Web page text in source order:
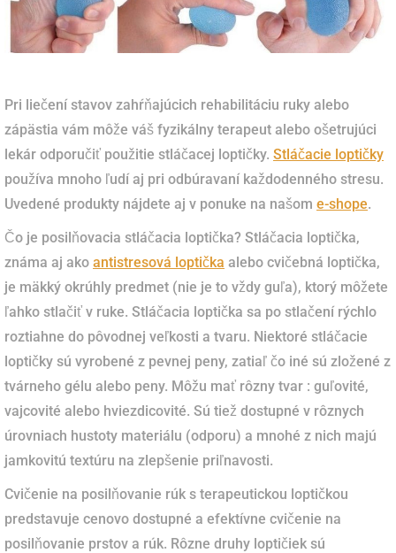
Pri liečení stavov zahŕňajúcich rehabilitáciu ruky alebo
zápästia vám môže váš fyzikálny terapeut alebo ošetrujúci
lekár odporučiť použitie stláčacej loptičky. Stláčacie loptičky
používa mnoho ľudí aj pri odbúravaní každodenného stresu.
Uvedené produkty nájdete aj v ponuke na našom e-shope.
Čo je posilňovacia stláčacia loptička? Stláčacia loptička,
známa aj ako antistresová loptička alebo cvičebná loptička,
je mäkký okrúhly predmet (nie je to vždy guľa), ktorý môžete
ľahko stlačiť v ruke. Stláčacia loptička sa po stlačení rýchlo
roztiahne do pôvodnej veľkosti a tvaru. Niektoré stláčacie
loptičky sú vyrobené z pevnej peny, zatiaľ čo iné sú zložené z
tvárneho gélu alebo peny. Môžu mať rôzny tvar : guľovité,
vajcovité alebo hviezdicovité. Sú tiež dostupné v rôznych
úrovniach hustoty materiálu (odporu) a mnohé z nich majú
jamkovitú textúru na zlepšenie priľnavosti.
Cvičenie na posilňovanie rúk s terapeutickou loptičkou
predstavuje cenovo dostupné a efektívne cvičenie na
posilňovanie prstov a rúk. Rôzne druhy loptičiek sú